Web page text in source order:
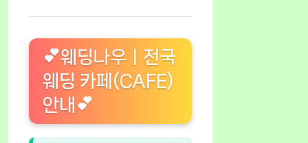
💕웨딩나우ㅣ전국
웨딩 카페(CAFE)
안내💕